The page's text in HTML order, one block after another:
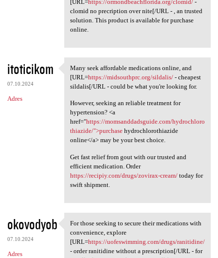
[URL=https://ormondbeachflorida.org/clomid/-
clomid no precription over nite[/URL - , an trusted
solution. This product is available for purchase
online.
itoticikom
07.10.2024
Adres
Many seek affordable
Many seek affordable medications online, and
[URL=https://midsouthprc.org/sildalis/- cheapest
sildalis[/URL - could be what you're looking for.
However, seeking an reliable treatment for
hypertension? <a
href="https://momsanddadsguide.com/hydrochloro
thiazide/">purchasehydrochlorothiazide
online</a> may be your best choice.
Get fast relief from gout with our trusted and
efficient medication. Order
https://recipiy.com/drugs/zovirax-cream/today for
swift shipment.
okovodyob
07.10.2024
Adres
For those seeking to secure
For those seeking to secure their medications with
convenience, explore
[URL=https://uofeswimming.com/drugs/ranitidine/
- order ranitidine without a prescription[/URL - for